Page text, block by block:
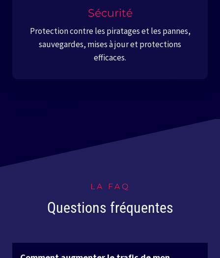
Sécurité
Protection contre les piratages et les pannes,
sauvegardes, mises à jour et protections
efficaces.
LA FAQ
Questions fréquentes